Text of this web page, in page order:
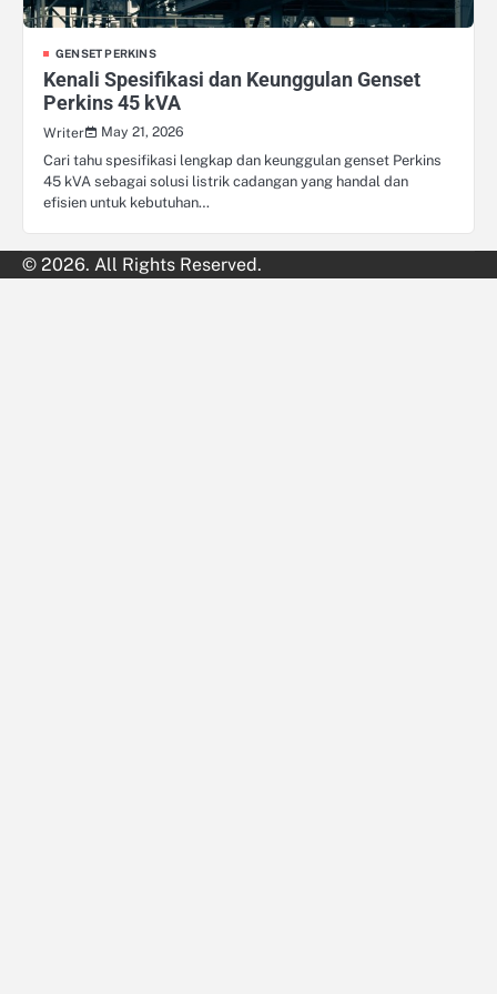
GENSET PERKINS
Kenali Spesifikasi dan Keunggulan Genset
Perkins 45 kVA
Writer
May 21, 2026
Cari tahu spesifikasi lengkap dan keunggulan genset Perkins
45 kVA sebagai solusi listrik cadangan yang handal dan
efisien untuk kebutuhan…
© 2026. All Rights Reserved.